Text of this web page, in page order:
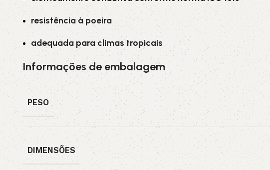
resistência à poeira
adequada para climas tropicais
Informações de embalagem
PESO
DIMENSÕES